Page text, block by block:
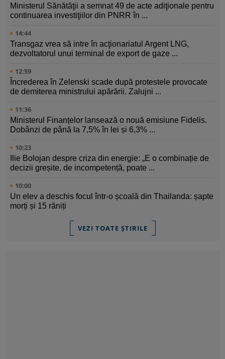
Ministerul Sănătăţii a semnat 49 de acte adiţionale pentru
continuarea investiţiilor din PNRR în ...
14:44
Transgaz vrea să intre în acţionariatul Argent LNG,
dezvoltatorul unui terminal de export de gaze ...
12:59
Încrederea în Zelenski scade după protestele provocate
de demiterea ministrului apărării. Zalujni ...
11:36
Ministerul Finanțelor lansează o nouă emisiune Fidelis.
Dobânzi de până la 7,5% în lei și 6,3% ...
10:23
Ilie Bolojan despre criza din energie: „E o combinație de
decizii greșite, de incompetență, poate ...
10:00
Un elev a deschis focul într-o școală din Thailanda: șapte
morți și 15 răniți
VEZI TOATE ȘTIRILE